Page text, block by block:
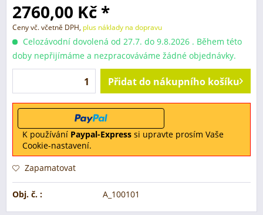
2760,00 Kč *
Ceny vč. včetně DPH, plus náklady na dopravu
Celozávodní dovolená od 27.7. do 9.8.2026 . Během této
doby nepřijímáme a nezpracováváme žádné objednávky.
Přidat do nákupního košíku
K používání Paypal-Express si upravte prosím Vaše
Cookie-nastavení.
Zapamatovat
Obj. č. : A_100101